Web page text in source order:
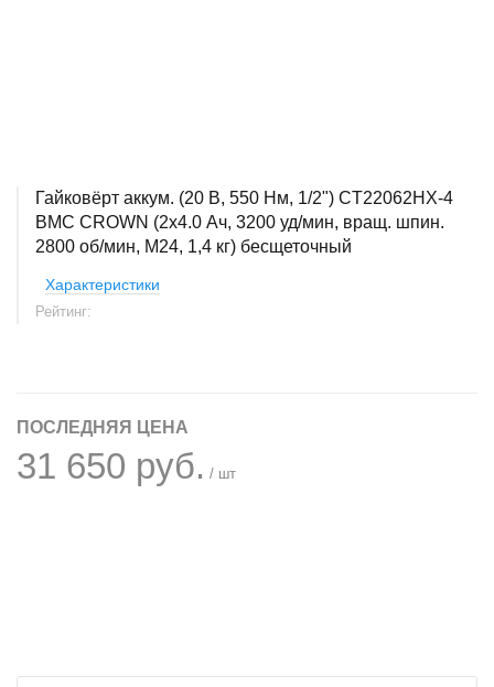
Гайковёрт аккум. (20 В, 550 Нм, 1/2") CT22062HX-4
BMC CROWN (2x4.0 Ач, 3200 уд/мин, вращ. шпин.
2800 об/мин, М24, 1,4 кг) бесщеточный
Характеристики
Рейтинг:
ПОСЛЕДНЯЯ ЦЕНА
31 650 руб. / шт